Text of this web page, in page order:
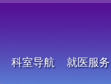
科室导航 就医服务